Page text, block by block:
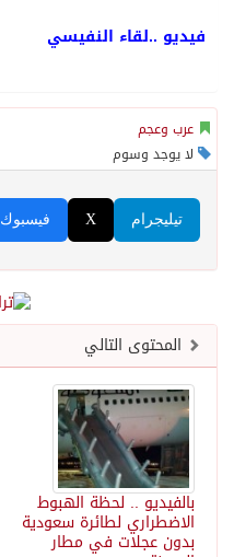
فيديو ..لقاء النفيسي
عرب وعجم
لا يوجد وسوم
فيسبوك X تيليجرام
المحتوى التالي
بالفيديو .. لحظة الهبوط
الاضطراري لطائرة سعودية
بدون عجلات في مطار